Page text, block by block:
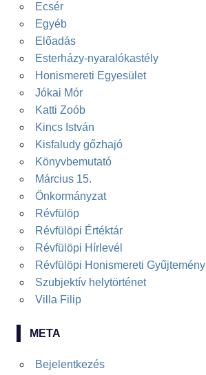
Ecsér
Egyéb
Előadás
Esterházy-nyaralókastély
Honismereti Egyesület
Jókai Mór
Katti Zoób
Kincs István
Kisfaludy gőzhajó
Könyvbemutató
Március 15.
Önkormányzat
Révfülöp
Révfülöpi Értéktár
Révfülöpi Hírlevél
Révfülöpi Honismereti Gyűjtemény
Szubjektív helytörténet
Villa Filip
META
Bejelentkezés